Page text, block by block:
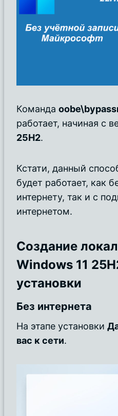
Команда
работает, начиная с
25H2.
Кстати, данный
будет работает, как
интернету, так и с
интернетом.
Создание
Windows 11
установки
Без интернета
На этапе установки
вас к сети.